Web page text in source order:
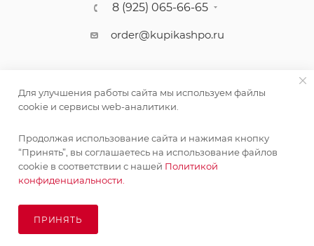
8 (925) 065-66-65
order@kupikashpo.ru
©КупиКашпо 2017-2026
Для улучшения работы сайта мы используем файлы
cookie и сервисы web-аналитики.
Продолжая использование сайта и нажимая кнопку
“Принять”, вы соглашаетесь на использование файлов
cookie в соответствии с нашей Политикой
конфиденциальности.
ПРИНЯТЬ